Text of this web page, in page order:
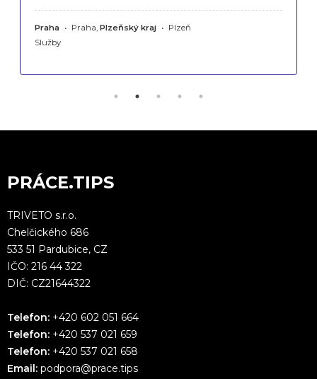
Praha • Praha, Plzeňský kraj • Plzeň
Služby
PRÁCE.TIPS
TRIVETO s.r.o.
Chelčického 686
533 51 Pardubice, CZ
IČO: 216 44 322
DIČ: CZ21644322
Telefon: +420 602 051 664
Telefon: +420 537 021 659
Telefon: +420 537 021 658
Email: podpora@prace.tips